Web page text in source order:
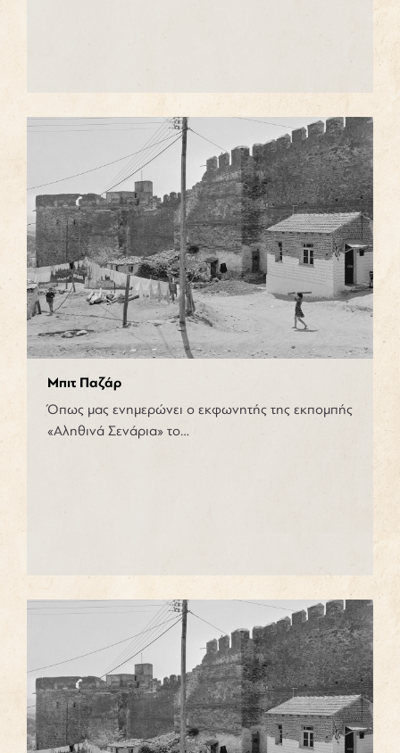
Μπιτ Παζάρ
Όπως μας ενημερώνει ο εκφωνητής της εκπομπής
«Αληθινά Σενάρια» το…